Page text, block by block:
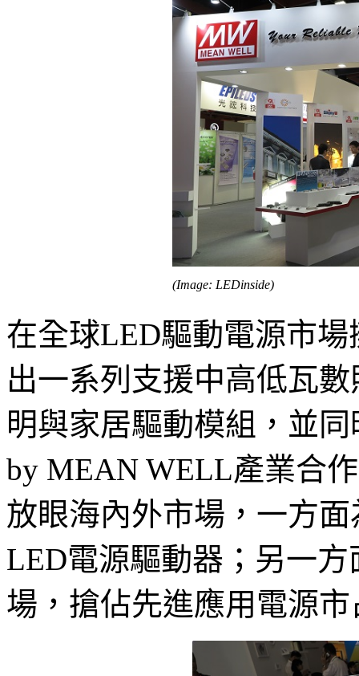
(Image: LEDinside)
在全球LED驅動電源市
出一系列支援中高低瓦
明與家居驅動模組，並
by MEAN WELL產業合
放眼海內外市場，一方
LED電源驅動器；另一
場，搶佔先進應用電源市